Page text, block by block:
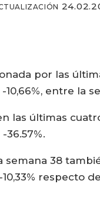
por las
10,66%, entre la
las últimas
36.57%.
semana 38
respecto